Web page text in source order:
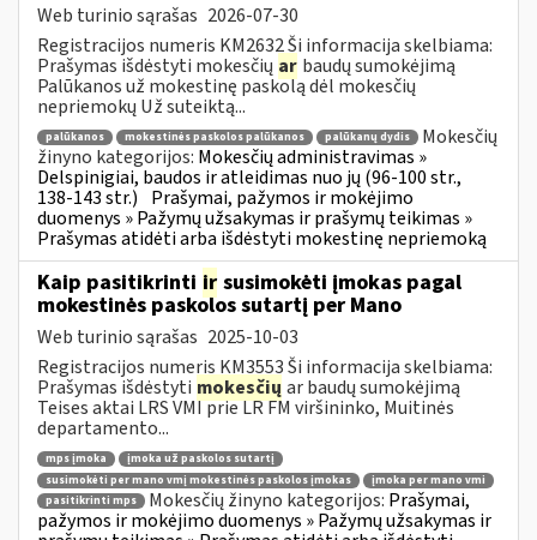
Web turinio sąrašas 2026-07-30
Registracijos numeris KM2632 Ši informacija skelbiama:
Prašymas išdėstyti mokesčių ar baudų sumokėjimą
Palūkanos už mokestinę paskolą dėl mokesčių
nepriemokų Už suteiktą...
palūkanos mokestinės paskolos palūkanos palūkanų dydis
Mokesčių
žinyno kategorijos: Mokesčių administravimas »
Delspinigiai, baudos ir atleidimas nuo jų (96-100 str.,
138-143 str.) Prašymai, pažymos ir mokėjimo
duomenys » Pažymų užsakymas ir prašymų teikimas »
Prašymas atidėti arba išdėstyti mokestinę nepriemoką
Kaip pasitikrinti ir susimokėti įmokas pagal
mokestinės paskolos sutartį per Mano
Web turinio sąrašas 2025-10-03
Registracijos numeris KM3553 Ši informacija skelbiama:
Prašymas išdėstyti mokesčių ar baudų sumokėjimą
Teises aktai LRS VMI prie LR FM viršininko, Muitinės
departamento...
mps įmoka
įmoka už paskolos sutartį
susimokėti per mano vmį mokestinės paskolos įmokas
įmoka per mano vmi
pasitikrinti mps
Mokesčių žinyno kategorijos: Prašymai,
pažymos ir mokėjimo duomenys » Pažymų užsakymas ir